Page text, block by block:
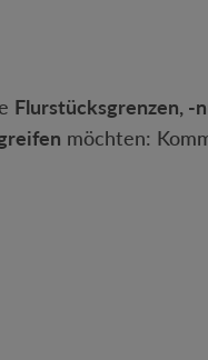
Flurstücksgrenzen, -
möchten: